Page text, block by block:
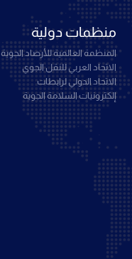
منظمات دولية
المنظمة العالمية للأرصاد الجوية
الاتحاد العربي للنقل الجوي
الاتحاد الدولي لرابطات
إلكترونيات السلامة الجوية